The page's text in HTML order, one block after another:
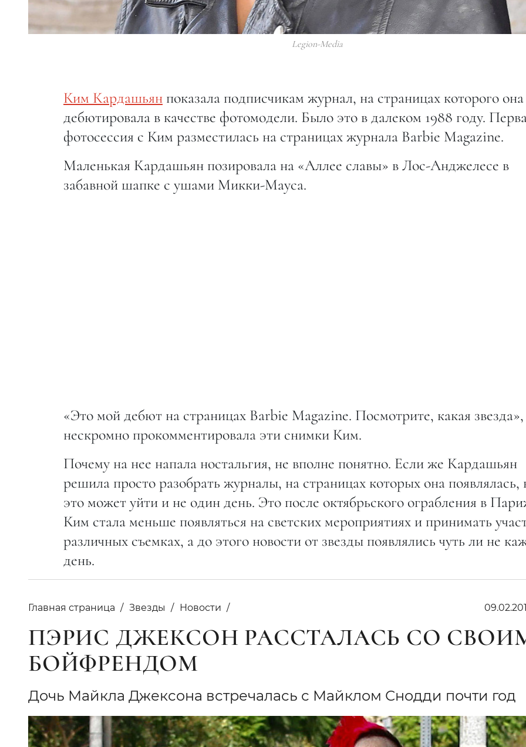
Legion-Media
Ким Кардашьян показала подписчикам журнал, на страницах которого она
дебютировала в качестве фотомодели. Было это в далеком 1988 году.
фотосессия с Ким разместилась на страницах журнала Barbie Magazine.
Маленькая Кардашьян позировала на «Аллее славы» в Лос-Анджелесе в
забавной шапке с ушами Микки-Мауса.
«Это мой дебют на страницах Barbie Magazine. Посмотрите, какая
нескромно прокомментировала эти снимки Ким.
Почему на нее напала ностальгия, не вполне понятно. Если же Кардашьян
решила просто разобрать журналы, на страницах которых она появлялась,
это может уйти и не один день. Это после октябрьского ограбления в
Ким стала меньше появляться на светских мероприятиях и принимать
различных съемках, а до этого новости от звезды появлялись чуть ли не
день.
Главная страница Звезды Новости
ПЭРИС ДЖЕКСОН РАССТАЛАСЬ СО
БОЙФРЕНДОМ
Дочь Майкла Джексона встречалась с Майклом Снодди почти год